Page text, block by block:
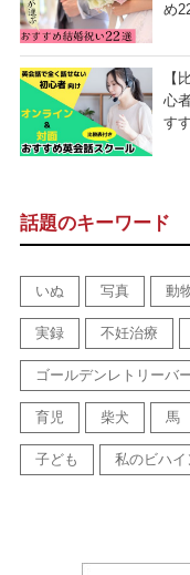
め
【
心
す
話題のキーワード
いぬ 写真 動
実録 不妊治療
ゴールデンレトリーバ
育児 柴犬 馬
子ども 私のビハ